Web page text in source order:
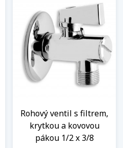
Rohový ventil s filtrem,
krytkou a kovovou
pákou 1/2 x 3/8